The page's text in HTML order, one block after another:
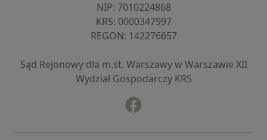
NIP: ⁠7010224868
KRS: ⁠0000347997
REGON: ⁠142276657
Sąd Rejonowy dla m.st. Warszawy w Warszawie XII
Wydział Gospodarczy KRS